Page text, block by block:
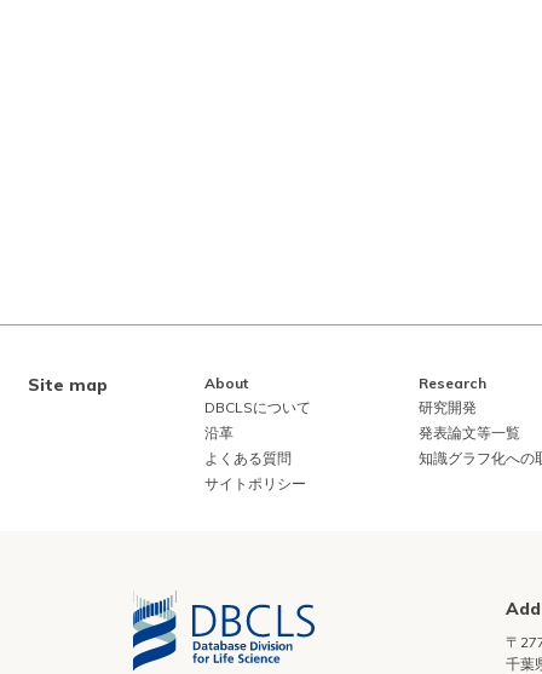
Site map
About
DBCLSについて
沿革
よくある質問
サイトポリシー
Research
研究開発
発表論文等一覧
知識グラフ化への
〒
千葉